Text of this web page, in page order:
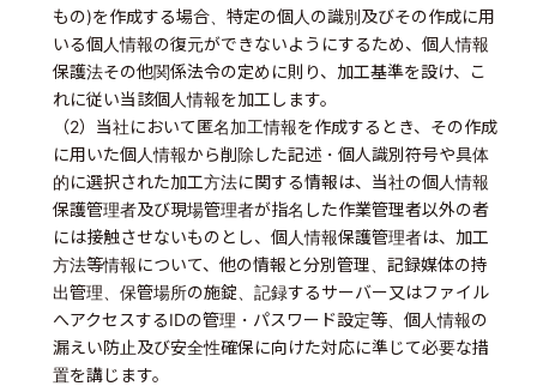
もの)を作成する場合、特定の個人の識別及びその作成に用
いる個人情報の復元ができないようにするため、個人情報
保護法その他関係法令の定めに則り、加工基準を設け、こ
れに従い当該個人情報を加工します。
（2）当社において匿名加工情報を作成するとき、その作成
に用いた個人情報から削除した記述・個人識別符号や具体
的に選択された加工方法に関する情報は、当社の個人情報
保護管理者及び現場管理者が指名した作業管理者以外の者
には接触させないものとし、個人情報保護管理者は、加工
方法等情報について、他の情報と分別管理、記録媒体の持
出管理、保管場所の施錠、記録するサーバー又はファイル
へアクセスするIDの管理・パスワード設定等、個人情報の
漏えい防止及び安全性確保に向けた対応に準じて必要な措
置を講じます。